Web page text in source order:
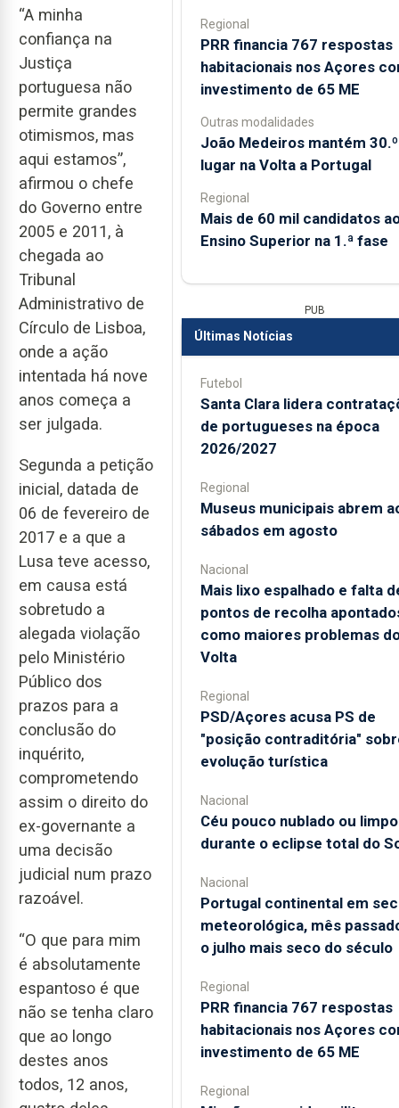
“A minha
confiança na
Justiça
portuguesa não
permite grandes
otimismos, mas
aqui estamos”,
afirmou o chefe
do Governo entre
2005 e 2011, à
chegada ao
Tribunal
Administrativo de
Círculo de Lisboa,
onde a ação
intentada há nove
anos começa a
ser julgada.
Segunda a petição
inicial, datada de
06 de fevereiro de
2017 e a que a
Lusa teve acesso,
em causa está
sobretudo a
alegada violação
pelo Ministério
Público dos
prazos para a
conclusão do
inquérito,
comprometendo
assim o direito do
ex-governante a
uma decisão
judicial num prazo
razoável.
“O que para mim
é absolutamente
espantoso é que
não se tenha claro
que ao longo
destes anos
todos, 12 anos,
Regional
PRR financia 767 respostas
habitacionais nos Açores
investimento de 65 ME
Outras modalidades
João Medeiros mantém 30.º
lugar na Volta a Portugal
Regional
Mais de 60 mil candidatos
Ensino Superior na 1.ª fase
PUB
Últimas Notícias
Futebol
Santa Clara lidera
de portugueses na época
2026/2027
Regional
Museus municipais abrem
sábados em agosto
Nacional
Mais lixo espalhado e falta
pontos de recolha
como maiores problemas
Volta
Regional
PSD/Açores acusa PS de
"posição contraditória"
evolução turística
Nacional
Céu pouco nublado ou limpo
durante o eclipse total do
Nacional
Portugal continental em
meteorológica, mês
o julho mais seco do século
Regional
PRR financia 767 respostas
habitacionais nos Açores
investimento de 65 ME
Regional